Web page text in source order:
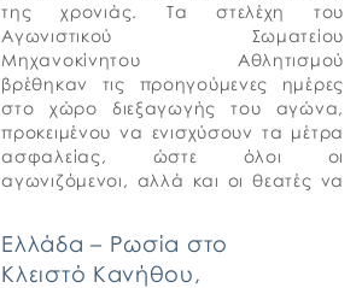
της χρονιάς. Τα στελέχη του
Αγωνιστικού Σωματείου
Μηχανοκίνητου Αθλητισμού
βρέθηκαν τις προηγούμενες ημέρες
στο χώρο διεξαγωγής του αγώνα,
προκειμένου να ενισχύσουν τα μέτρα
ασφαλείας, ώστε όλοι οι
αγωνιζόμενοι, αλλά και οι θεατές να
υψηλός, με τις […]
Ελλάδα – Ρωσία στο
Κλειστό Κανήθου,